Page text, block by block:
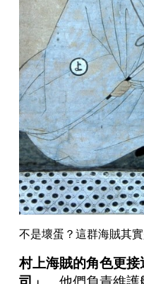
不是壞蛋？這群海賊其實
村上海賊的角色更